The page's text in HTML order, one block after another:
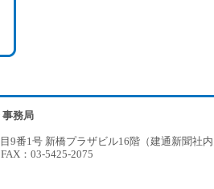
事務局
9番1号 新橋プラザビル16階（建通新聞社
：03-5425-2075